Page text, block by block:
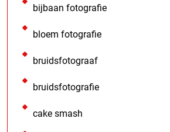
bijbaan fotografie
bloem fotografie
bruidsfotograaf
bruidsfotografie
cake smash